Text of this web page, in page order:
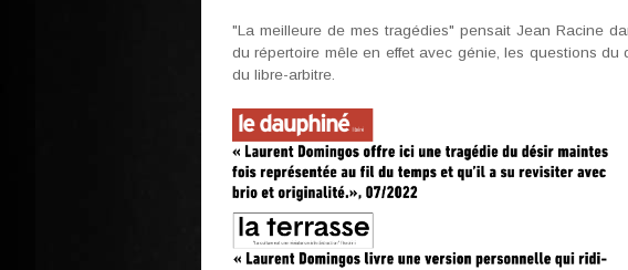
"La meilleure de mes tragédies" pensait Jean Racine
du répertoire mêle en effet avec génie, les questions
du libre-arbitre.